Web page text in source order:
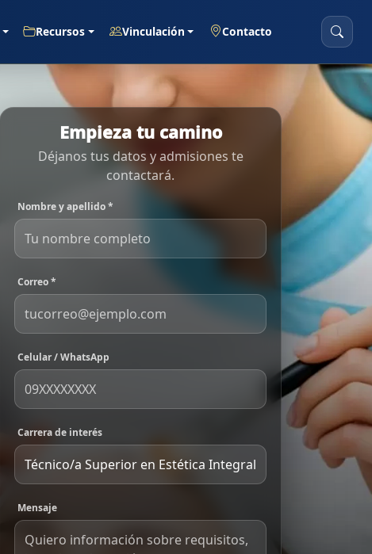
Recursos Vinculación Contacto
Empieza tu camino
Déjanos tus datos y admisiones te
contactará.
Nombre y apellido *
Correo *
Celular / WhatsApp
Carrera de interés
Mensaje